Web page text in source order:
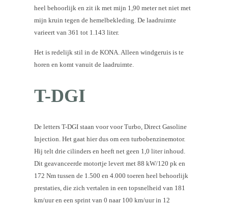
heel behoorlijk en zit ik met mijn 1,90 meter net niet met
mijn kruin tegen de hemelbekleding. De laadruimte
varieert van 361 tot 1.143 liter.
Het is redelijk stil in de KONA. Alleen windgeruis is te
horen en komt vanuit de laadruimte.
T-DGI
De letters T-DGI staan voor voor Turbo, Direct Gasoline
Injection. Het gaat hier dus om een turbobenzinemotor.
Hij telt drie cilinders en heeft net geen 1,0 liter inhoud.
Dit geavanceerde motortje levert met 88 kW/120 pk en
172 Nm tussen de 1.500 en 4.000 toeren heel behoorlijk
prestaties, die zich vertalen in een topsnelheid van 181
km/uur en een sprint van 0 naar 100 km/uur in 12